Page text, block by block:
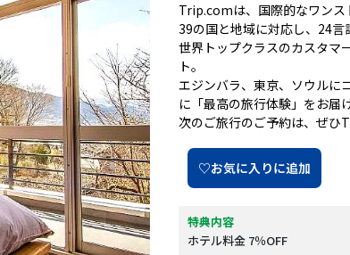
Trip.comは、国際的なワンス
39の国と地域に対応し、24
世界トップクラスのカスタマ
ト。
エジンバラ、東京、ソウルに
に「最高の旅行体験」をお届
次のご旅行のご予約は、ぜ
♡お気に入りに追加
特典内容
ホテル料金 7％OFF